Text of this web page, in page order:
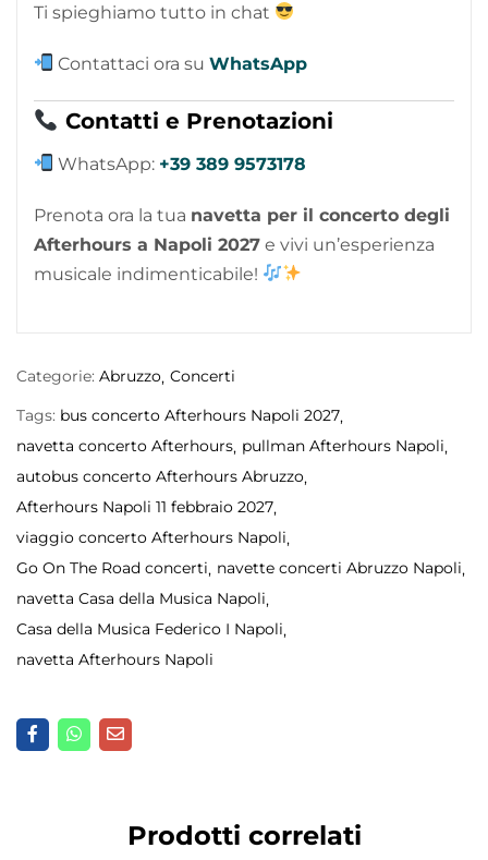
Ti spieghiamo tutto in chat
Contattaci ora suWhatsApp
Contatti e Prenotazioni
WhatsApp: +39 389 9573178
Prenota ora la tua navetta per il concerto degli
Afterhours a Napoli 2027 e vivi un’esperienza
musicale indimenticabile!
Categorie: Abruzzo Concerti
Tags: bus concerto Afterhours Napoli 2027
navetta concerto Afterhours pullman Afterhours Napoli
autobus concerto Afterhours Abruzzo
Afterhours Napoli 11 febbraio 2027
viaggio concerto Afterhours Napoli
Go On The Road concerti navette concerti Abruzzo Napoli
navetta Casa della Musica Napoli
Casa della Musica Federico I Napoli
navetta Afterhours Napoli
Prodotti correlati